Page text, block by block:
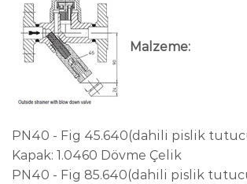
Malzeme:
PN40 - Fig 45.640(dahili pislik
Kapak: 1.0460 Dövme Çelik
PN40 - Fig 85.640(dahili pislik